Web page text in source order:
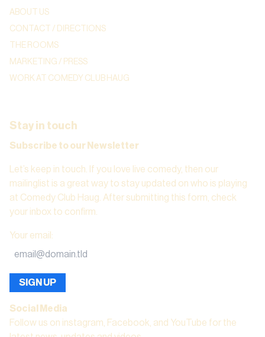
ABOUT US
CONTACT / DIRECTIONS
THE ROOMS
MARKETING / PRESS
WORK AT COMEDY CLUB HAUG
Stay in touch
Subscribe to our Newsletter
Let’s keep in touch. If you love live comedy, then our
mailinglist is a great way to stay updated on who is playing
at Comedy Club Haug. After submitting this form, check
your inbox to confirm.
Your email :
SIGN UP
Social Media
Follow us on instagram, Facebook, and YouTube for the